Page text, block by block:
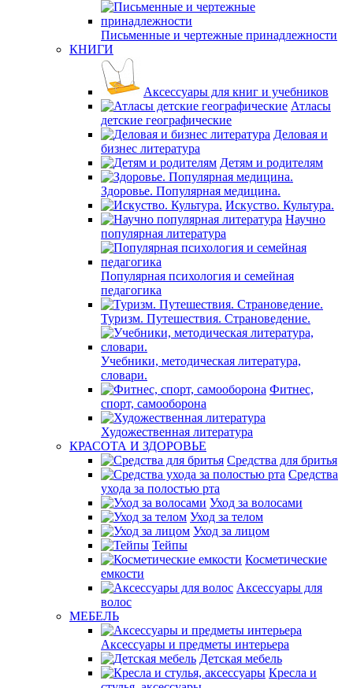
Письменные и чертежные принадлежности
КНИГИ
Аксессуары для книг и учебников
Атласы
детские географические
Деловая и
бизнес литература
Детям и родителям
Здоровье. Популярная медицина.
Искуство. Культура.
Научно
популярная литература
Популярная психология и семейная
педагогика
Туризм. Путешествия. Страноведение.
Учебники, методическая литература,
словари.
Фитнес,
спорт, самооборона
Художественная литература
КРАСОТА И ЗДОРОВЬЕ
Средства для бритья
Средства
ухода за полостью рта
Уход за волосами
Уход за телом
Уход за лицом
Тейпы
Косметические
емкости
Аксессуары для
волос
МЕБЕЛЬ
Аксессуары и предметы интерьера
Детская мебель
Кресла и